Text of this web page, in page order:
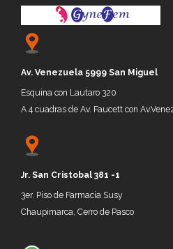
Av. Venezuela 5999 San Miguel
Esquina con Lautaro 320
A 4 cuadras de Av. Faucett con
Jr. San Cristobal 381 -1
3er. Piso de Farmacia Susy
Chaupimarca, Cerro de Pasco